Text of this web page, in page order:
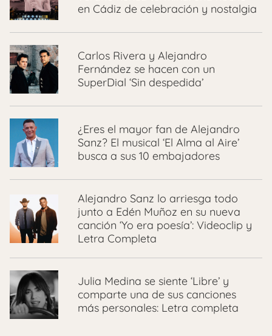
en Cádiz de celebración y nostalgia
Carlos Rivera y Alejandro
Fernández se hacen con un
SuperDial ‘Sin despedida’
¿Eres el mayor fan de Alejandro
Sanz? El musical ‘El Alma al Aire’
busca a sus 10 embajadores
Alejandro Sanz lo arriesga todo
junto a Edén Muñoz en su nueva
canción ‘Yo era poesía’: Videoclip y
Letra Completa
Julia Medina se siente ‘Libre’ y
comparte una de sus canciones
más personales: Letra completa